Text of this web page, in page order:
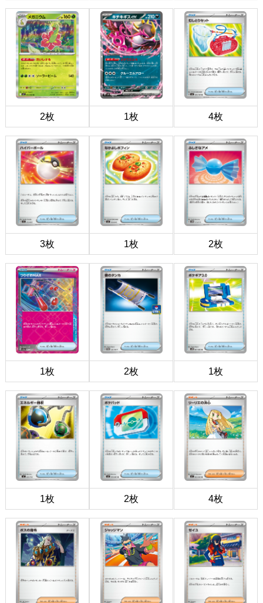
2枚 1枚 4枚
3枚 1枚 2枚
1枚 2枚 1枚
1枚 2枚 4枚